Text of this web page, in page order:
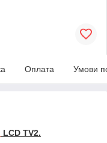
Оплата Умови
LCD TV2.